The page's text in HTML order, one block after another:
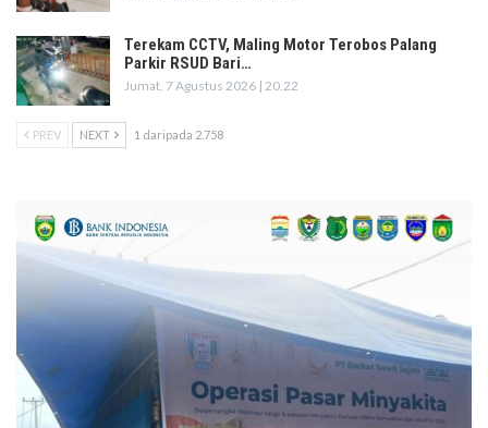
Terekam CCTV, Maling Motor Terobos Palang
Parkir RSUD Bari…
Jumat, 7 Agustus 2026 | 20.22
PREV NEXT 1 daripada 2.758